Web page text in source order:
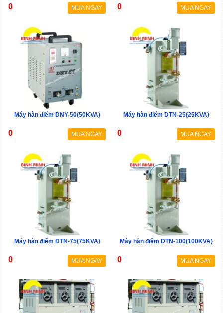
0 MUA NGAY 0 MUA NGAY
Máy hàn điểm DNY-50(50KVA)
0 MUA NGAY
Máy hàn điểm DTN-25(25KVA)
0 MUA NGAY
Máy hàn điểm DTN-75(75KVA)
0 MUA NGAY
Máy hàn điểm DTN-100(100KVA)
0 MUA NGAY